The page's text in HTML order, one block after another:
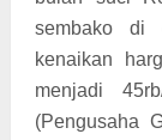
sembako di
kenaikan
menjadi
(Pengusaha